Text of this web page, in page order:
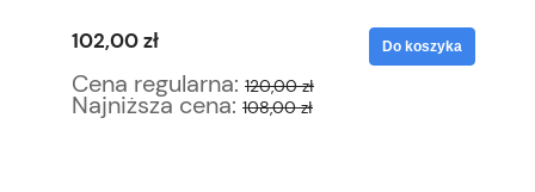
102,00 zł
Cena regularna: 120,00 zł
Najniższa cena: 108,00 zł
Do koszyka